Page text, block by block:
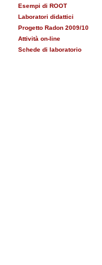
Esempi di ROOT
Laboratori didattici
Progetto Radon 2009/10
Attività on-line
Schede di laboratorio